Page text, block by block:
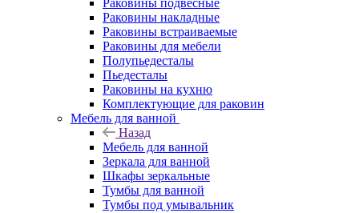
Раковины подвесные
Раковины накладные
Раковины встраиваемые
Раковины для мебели
Полупьедесталы
Пьедесталы
Раковины на кухню
Комплектующие для раковин
Мебель для ванной
Назад
Мебель для ванной
Зеркала для ванной
Шкафы зеркальные
Тумбы для ванной
Тумбы под умывальник